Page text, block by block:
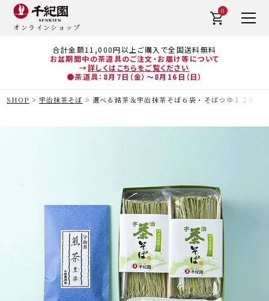
合計金額11,000円以上ご購入で全国送料無料
お盆期間中の茶道具のご注文・お届け等について
→詳しくはこちらをご覧ください
●茶道具：8月7日（金）～8月16日（日）
オンラインショップ
0
SHOP 宇治抹茶そば 選べる銘茶＆宇治抹茶そば６袋・そばつゆ１２袋